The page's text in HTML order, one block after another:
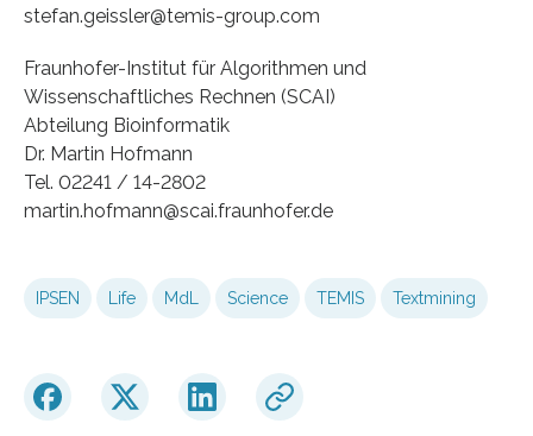
stefan.geissler@temis-group.com
Fraunhofer-Institut für Algorithmen und
Wissenschaftliches Rechnen (SCAI)
Abteilung Bioinformatik
Dr. Martin Hofmann
Tel. 02241 / 14-2802
martin.hofmann@scai.fraunhofer.de
IPSEN Life MdL Science TEMIS Textmining